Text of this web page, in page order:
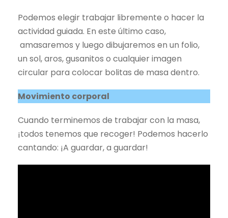
Podemos elegir trabajar libremente o hacer la
actividad guiada. En este último caso,
amasaremos y luego dibujaremos en un folio,
un sol, aros, gusanitos o cualquier imagen
circular para colocar bolitas de masa dentro.
Movimiento corporal
Cuando terminemos de trabajar con la masa,
¡todos tenemos que recoger! Podemos hacerlo
cantando: ¡A guardar, a guardar!